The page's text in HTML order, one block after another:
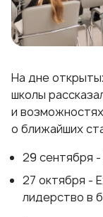
На дне
школы
и
о ближайших
29 сентября
27 октября -
лидерство в